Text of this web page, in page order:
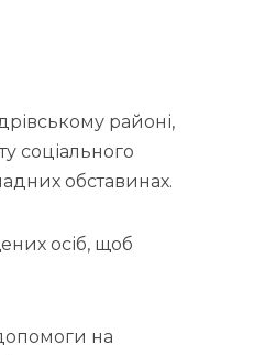
районі,
соціального
обставинах.
осіб, щоб
на